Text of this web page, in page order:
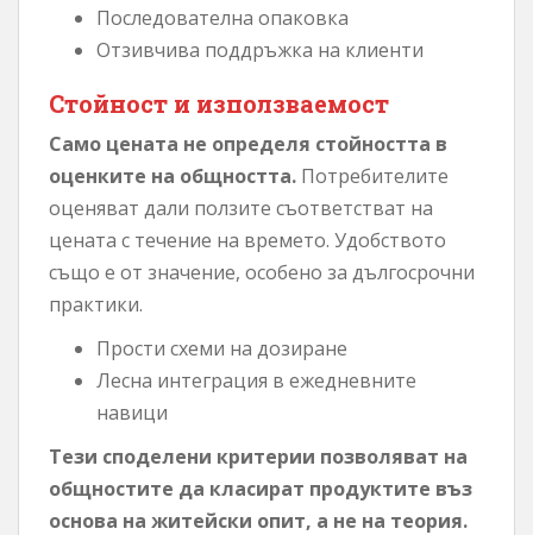
Последователна опаковка
Отзивчива поддръжка на клиенти
Стойност и използваемост
Само цената не определя стойността в
оценките на общността. Потребителите
оценяват дали ползите съответстват на
цената с течение на времето. Удобството
също е от значение, особено за дългосрочни
практики.
Прости схеми на дозиране
Лесна интеграция в ежедневните
навици
Тези споделени критерии позволяват на
общностите да класират продуктите въз
основа на житейски опит, а не на теория.